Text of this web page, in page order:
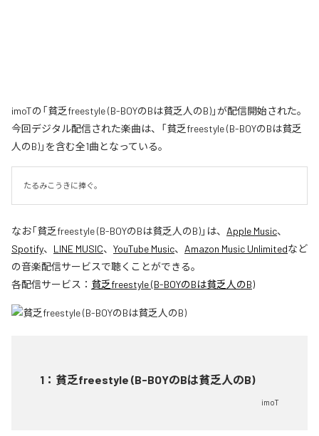
imoTの「貧乏freestyle (B-BOYのBは貧乏人のB)」が配信開始された。
今回デジタル配信された楽曲は、「貧乏freestyle (B-BOYのBは貧乏
人のB)」を含む全1曲となっている。
たるみこうきに捧ぐ。
なお「貧乏freestyle (B-BOYのBは貧乏人のB)」は、 Apple Music、
Spotify、 LINE MUSIC、 YouTube Music、 Amazon Music Unlimitedなど
の音楽配信サービスで聴くことができる。
各配信サービス： 貧乏freestyle (B-BOYのBは貧乏人のB)
1 ： 貧乏freestyle (B-BOYのBは貧乏人のB)
imoT